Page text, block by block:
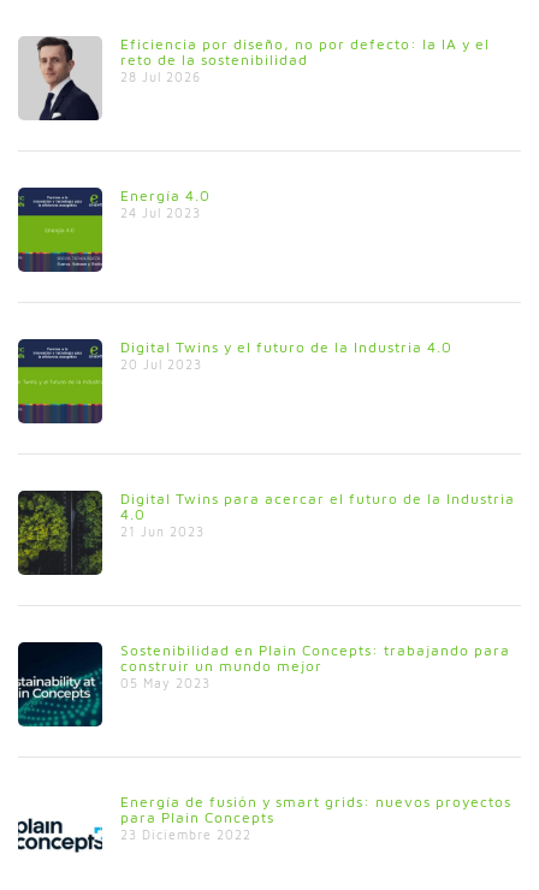
Eficiencia por diseño, no por defecto: la IA y el
reto de la sostenibilidad
28 Jul 2026
Energía 4.0
24 Jul 2023
Digital Twins y el futuro de la Industria 4.0
20 Jul 2023
Digital Twins para acercar el futuro de la Industria
4.0
21 Jun 2023
Sostenibilidad en Plain Concepts: trabajando para
construir un mundo mejor
05 May 2023
Energía de fusión y smart grids: nuevos proyectos
para Plain Concepts
23 Diciembre 2022